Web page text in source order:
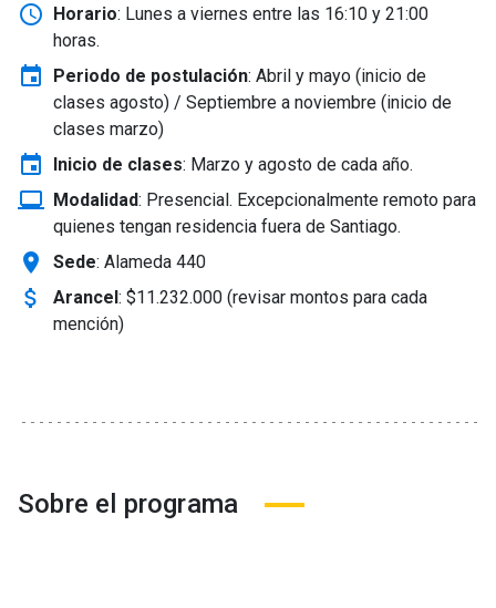
schedule Horario: Lunes a viernes entre las 16:10 y 21:00
horas.
event Periodo de postulación: Abril y mayo (inicio de
clases agosto) / Septiembre a noviembre (inicio de
clases marzo)
event Inicio de clases: Marzo y agosto de cada año.
laptop_windows Modalidad: Presencial. Excepcionalmente remoto para
quienes tengan residencia fuera de Santiago.
location_on Sede: Alameda 440
attach_money Arancel: $11.232.000 (revisar montos para cada
mención)
Sobre el programa